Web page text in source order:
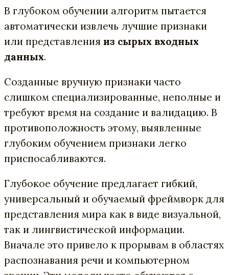
В глубоком обучении алгоритм пытается
автоматически извлечь лучшие признаки
или представления из сырых входных
данных.
Созданные вручную признаки часто
слишком специализированные, неполные и
требуют время на создание и валидацию. В
противоположность этому, выявленные
глубоким обучением признаки легко
приспосабливаются.
Глубокое обучение предлагает гибкий,
универсальный и обучаемый фреймворк для
представления мира как в виде визуальной,
так и лингвистической информации.
Вначале это привело к прорывам в областях
распознавания речи и компьютерном